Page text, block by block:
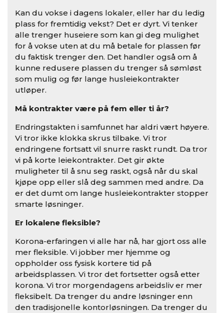
Kan du vokse i dagens lokaler, eller har du ledig
plass for fremtidig vekst? Det er dyrt. Vi tenker
alle trenger huseiere som kan gi deg mulighet
for å vokse uten at du må betale for plassen før
du faktisk trenger den. Det handler også om å
kunne redusere plassen du trenger så sømløst
som mulig og før lange husleiekontrakter
utløper.
Må kontrakter være på fem eller ti år?
Endringstakten i samfunnet har aldri vært høyere.
Vi tror ikke klokka skrus tilbake. Vi tror
endringene fortsatt vil snurre raskt rundt. Da tror
vi på korte leiekontrakter. Det gir økte
muligheter til å snu seg raskt, også når du skal
kjøpe opp eller slå deg sammen med andre. Da
er det dumt om lange husleiekontrakter stopper
smarte løsninger.
Er lokalene fleksible?
Korona-erfaringen vi alle har nå, har gjort oss alle
mer fleksible. Vi jobber mer hjemme og
oppholder oss fysisk kortere tid på
arbeidsplassen. Vi tror det fortsetter også etter
korona. Vi tror morgendagens arbeidsliv er mer
fleksibelt. Da trenger du andre løsninger enn
den tradisjonelle kontorløsningen. Da trenger du